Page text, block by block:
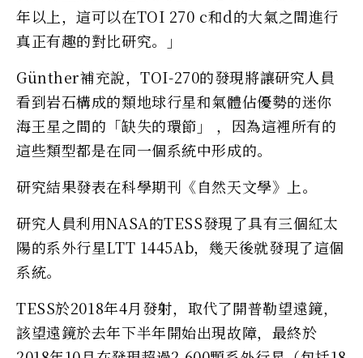
年以上，這可以在TOI 270 c和d的大氣之間進行
真正有趣的對比研究。」
Günther補充說，TOI-270的發現將讓研究人員
看到岩石構成的類地球行星和氣體佔優勢的迷你
海王星之間的「缺失的環節」 ，因為這裡所有的
這些類型都是在同一個系統中形成的。
研究結果發表在科學期刊《自然天文學》上。
研究人員利用NASA的TESS發現了具有三個紅太
陽的系外行星LTT 1445Ab，幾天後就發現了這個
系統。
TESS於2018年4月發射，取代了開普勒望遠鏡，
該望遠鏡於去年下半年開始出現故障，最終於